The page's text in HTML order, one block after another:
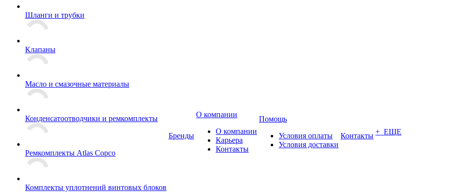
Шланги и трубки
Клапаны
Масло и смазочные материалы
Конденсатоотводчики и ремкомплекты
Ремкомплекты Atlas Copco
Комплекты уплотнений винтовых блоков
Бренды
О компании
О компании
Карьера
Контакты
Помощь
Условия оплаты
Условия доставки
Контакты + ЕЩЕ